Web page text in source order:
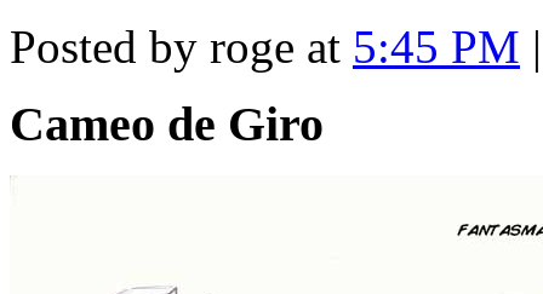
Posted by roge at 5:45 PM
Cameo de Giro